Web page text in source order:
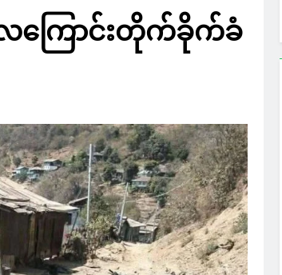
ကြောင်းတိုက်ခိုက်ခံ